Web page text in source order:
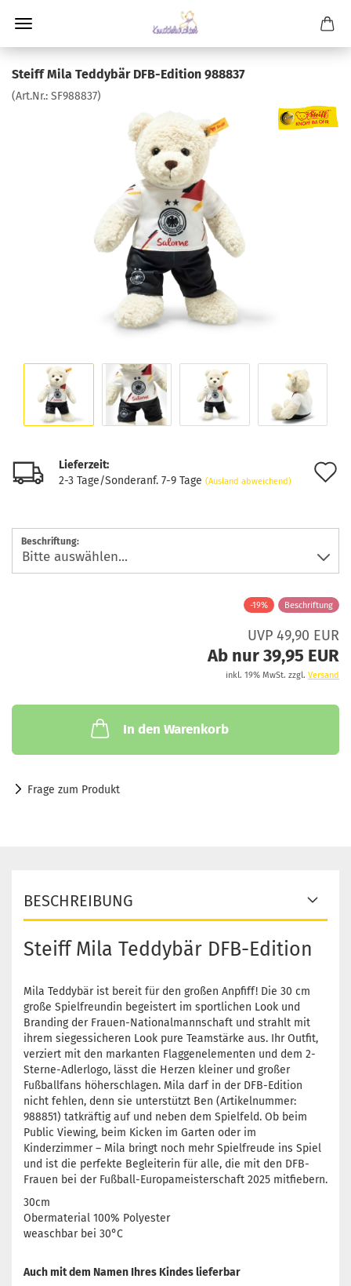
Steiff Mila Teddybär DFB-Edition 988837
(Art.Nr.: SF988837)
Lieferzeit:
2-3 Tage/Sonderanf. 7-9 Tage (Ausland abweichend)
Beschriftung:
-19% Beschriftung
UVP 49,90 EUR
Ab nur 39,95 EUR
inkl. 19% MwSt. zzgl. Versand
In den Warenkorb
Frage zum Produkt
BESCHREIBUNG
Steiff Mila Teddybär DFB-Edition
Mila Teddybär ist bereit für den großen Anpfiff! Die 30 cm
große Spielfreundin begeistert im sportlichen Look und
Branding der Frauen-Nationalmannschaft und strahlt mit
ihrem siegessicheren Look pure Teamstärke aus. Ihr Outfit,
verziert mit den markanten Flaggenelementen und dem 2-
Sterne-Adlerlogo, lässt die Herzen kleiner und großer
Fußballfans höherschlagen. Mila darf in der DFB-Edition
nicht fehlen, denn sie unterstützt Ben (Artikelnummer:
988851) tatkräftig auf und neben dem Spielfeld. Ob beim
Public Viewing, beim Kicken im Garten oder im
Kinderzimmer – Mila bringt noch mehr Spielfreude ins Spiel
und ist die perfekte Begleiterin für alle, die mit den DFB-
Frauen bei der Fußball-Europameisterschaft 2025 mitfiebern.
30cm
Obermaterial 100% Polyester
weaschbar bei 30°C
Auch mit dem Namen Ihres Kindes lieferbar